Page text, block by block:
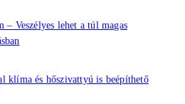
– Veszélyes lehet a túl magas
klíma és hőszivattyú is beépíthető